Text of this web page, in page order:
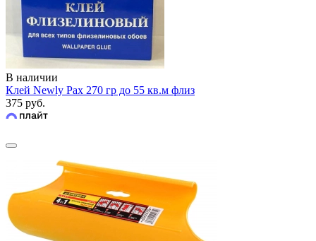
В наличии
Клей Newly Pax 270 гр до 55 кв.м флиз
375 руб.